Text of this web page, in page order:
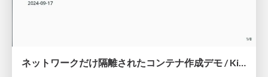
ネットワークだけ隔離されたコンテナ作成デモ / Kichijoji.pm36